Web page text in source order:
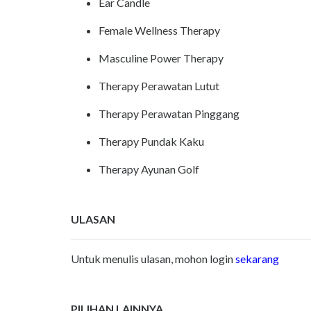
Ear Candle
Female Wellness Therapy
Masculine Power Therapy
Therapy Perawatan Lutut
Therapy Perawatan Pinggang
Therapy Pundak Kaku
Therapy Ayunan Golf
ULASAN
Untuk menulis ulasan, mohon loginsekarang